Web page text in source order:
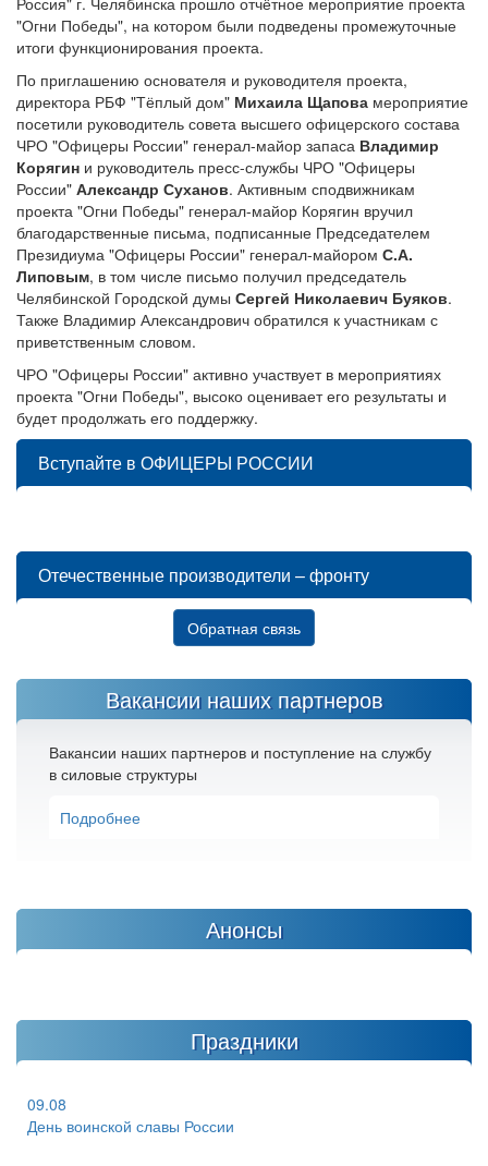
"Огни Победы", на котором были подведены промежуточные
итоги функционирования проекта.
По приглашению основателя и руководителя проекта,
директора РБФ "Тёплый дом" Михаила Щапова мероприятие
посетили руководитель совета высшего офицерского состава
ЧРО "Офицеры России" генерал-майор запаса Владимир
Корягин и руководитель пресс-службы ЧРО "Офицеры
России" Александр Суханов. Активным сподвижникам
проекта "Огни Победы" генерал-майор Корягин вручил
благодарственные письма, подписанные Председателем
Президиума "Офицеры России" генерал-майором С.А.
Липовым, в том числе письмо получил председатель
Челябинской Городской думы Сергей Николаевич Буяков.
Также Владимир Александрович обратился к участникам с
приветственным словом.
ЧРО "Офицеры России" активно участвует в мероприятиях
проекта "Огни Победы", высоко оценивает его результаты и
будет продолжать его поддержку.
Вступайте в ОФИЦЕРЫ РОССИИ
Отечественные производители – фронту
Обратная связь
Вакансии наших партнеров
Вакансии наших партнеров и поступление на службу
в силовые структуры
Подробнее
Анонсы
Праздники
09.08
День воинской славы России